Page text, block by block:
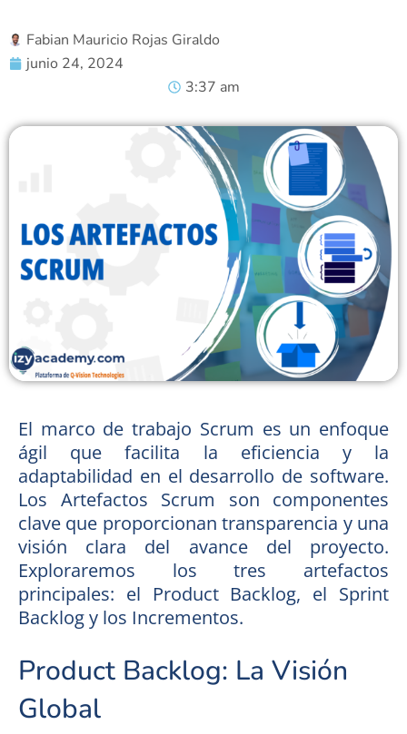
Fabian Mauricio Rojas Giraldo
junio 24, 2024
3:37 am
El marco de trabajo Scrum es un enfoque
ágil que facilita la eficiencia y la
adaptabilidad en el desarrollo de software.
Los Artefactos Scrum son componentes
clave que proporcionan transparencia y una
visión clara del avance del proyecto.
Exploraremos los tres artefactos
principales: el Product Backlog, el Sprint
Backlog y los Incrementos.
Product Backlog: La Visión
Global